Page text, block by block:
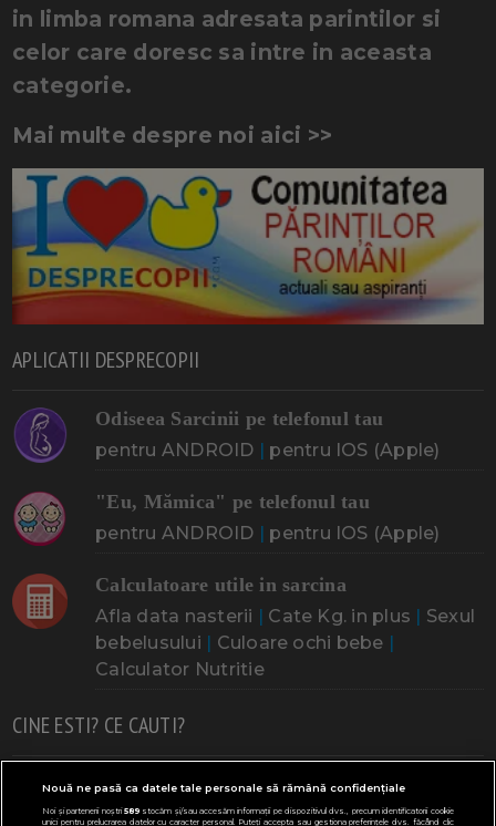
in limba romana adresata parintilor si
celor care doresc sa intre in aceasta
categorie.
Mai multe despre noi aici >>
APLICATII DESPRECOPII
Odiseea Sarcinii pe telefonul tau
pentru ANDROID pentru IOS (Apple)
"Eu, Mămica" pe telefonul tau
pentru ANDROID pentru IOS (Apple)
Calculatoare utile in sarcina
Afla data nasterii Cate Kg. in plus
Sexul
bebelusului
Culoare ochi bebe
Calculator Nutritie
CINE ESTI? CE CAUTI?
Doresc un copil Adoptia Probleme cu sarcina
Urmeaza sa nasc Probleme alaptare Bebe plange
Nouă ne pasă ca datele tale personale să rămână confidențiale
Noi și partenerii noștri589stocăm și/sau accesăm informații pe dispozitivul dvs., precum identificatorii cookie
unici pentru prelucrarea datelor cu caracter personal. Puteți accepta sau gestiona preferințele dvs. făcând clic